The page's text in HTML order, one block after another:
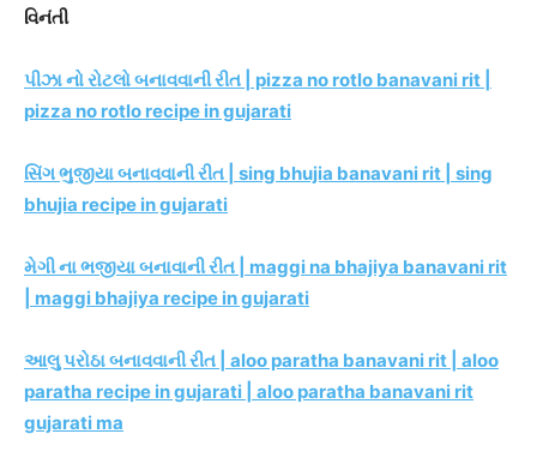
વિનંતી
પીઝા નો રોટલો બનાવવાની રીત | pizza no rotlo banavani rit |
pizza no rotlo recipe in gujarati
સિંગ ભુજીયા બનાવવાની રીત | sing bhujia banavani rit | sing
bhujia recipe in gujarati
મેગી ના ભજીયા બનાવાની રીત | maggi na bhajiya banavani rit
| maggi bhajiya recipe in gujarati
આલુ પરોઠા બનાવવાની રીત | aloo paratha banavani rit | aloo
paratha recipe in gujarati | aloo paratha banavani rit
gujarati ma